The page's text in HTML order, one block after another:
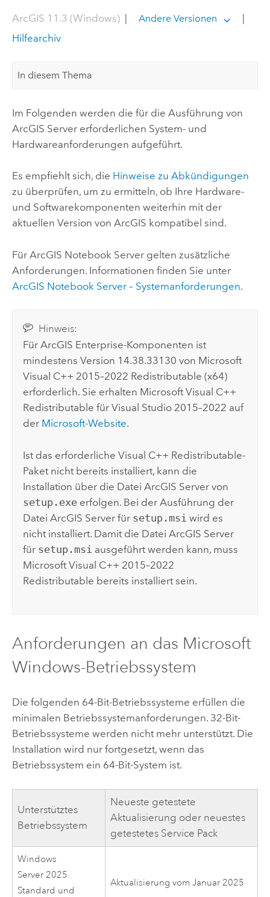
ArcGIS 11.3 (Windows)| Andere Versionen
Hilfearchiv
In diesem Thema
Im Folgenden werden die für die Ausführung von
ArcGIS Servererforderlichen System- und
Hardwareanforderungen aufgeführt.
Es empfiehlt sich, die Hinweise zu Abkündigungen
zu überprüfen, um zu ermitteln, ob Ihre Hardware-
und Softwarekomponenten weiterhin mit der
aktuellen Version von ArcGIS kompatibel sind.
Für ArcGIS Notebook Servergelten zusätzliche
Anforderungen. Informationen finden Sie unter
ArcGIS Notebook Server– Systemanforderungen.
Hinweis:
FürArcGIS Enterprise-Komponenten ist
mindestens Version 14.38.33130 von Microsoft
Visual C++ 2015–2022 Redistributable (x64)
erforderlich. Sie erhalten Microsoft Visual C++
Redistributable fürVisual Studio 2015–2022 auf
der Microsoft-Website.
Ist das erforderlicheVisual C++ Redistributable-
Paket nicht bereits installiert, kann die
Installation über die DateiArcGIS Server von
setup.exe erfolgen. Bei der Ausführung der
DateiArcGIS Server für setup.msi wird es
nicht installiert. Damit die DateiArcGIS Server
für setup.msi ausgeführt werden kann, muss
Microsoft Visual C++ 2015–2022
Redistributable bereits installiert sein.
Anforderungen an das Microsoft
Windows-Betriebssystem
Die folgenden 64-Bit-Betriebssysteme erfüllen die
minimalen Betriebssystemanforderungen. 32-Bit-
Betriebssysteme werden nicht mehr unterstützt. Die
Installation wird nur fortgesetzt, wenn das
Betriebssystem ein 64-Bit-System ist.
Unterstütztes
Betriebssystem
Neueste getestete
Aktualisierung oder neuestes
getestetes Service Pack
Windows
Server 2025
Standard und
Aktualisierung vom Januar 2025